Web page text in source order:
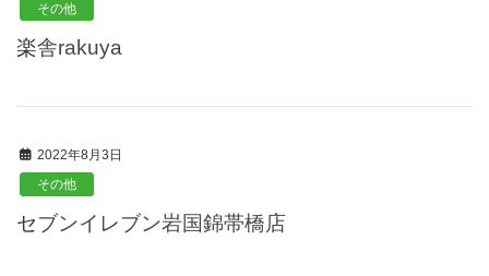
その他
楽舎rakuya
2022年8月3日
その他
セブンイレブン岩国錦帯橋店